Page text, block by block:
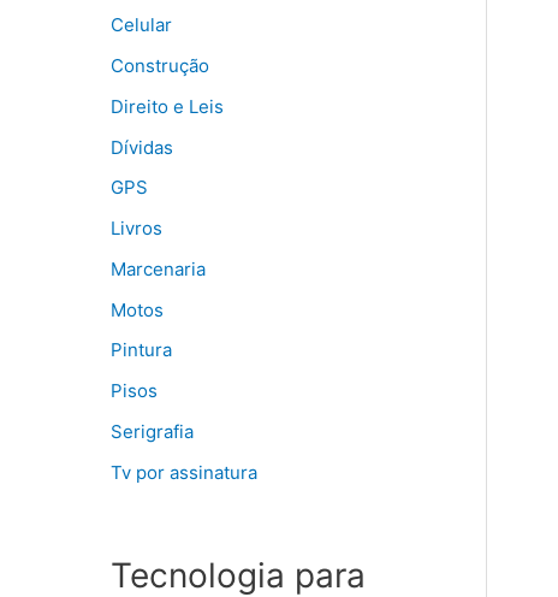
Celular
Construção
Direito e Leis
Dívidas
GPS
Livros
Marcenaria
Motos
Pintura
Pisos
Serigrafia
Tv por assinatura
Tecnologia para